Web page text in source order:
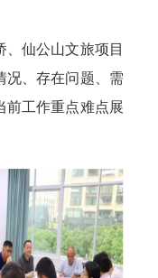
仙公山文旅项目
况、存在问题、需
前工作重点难点展